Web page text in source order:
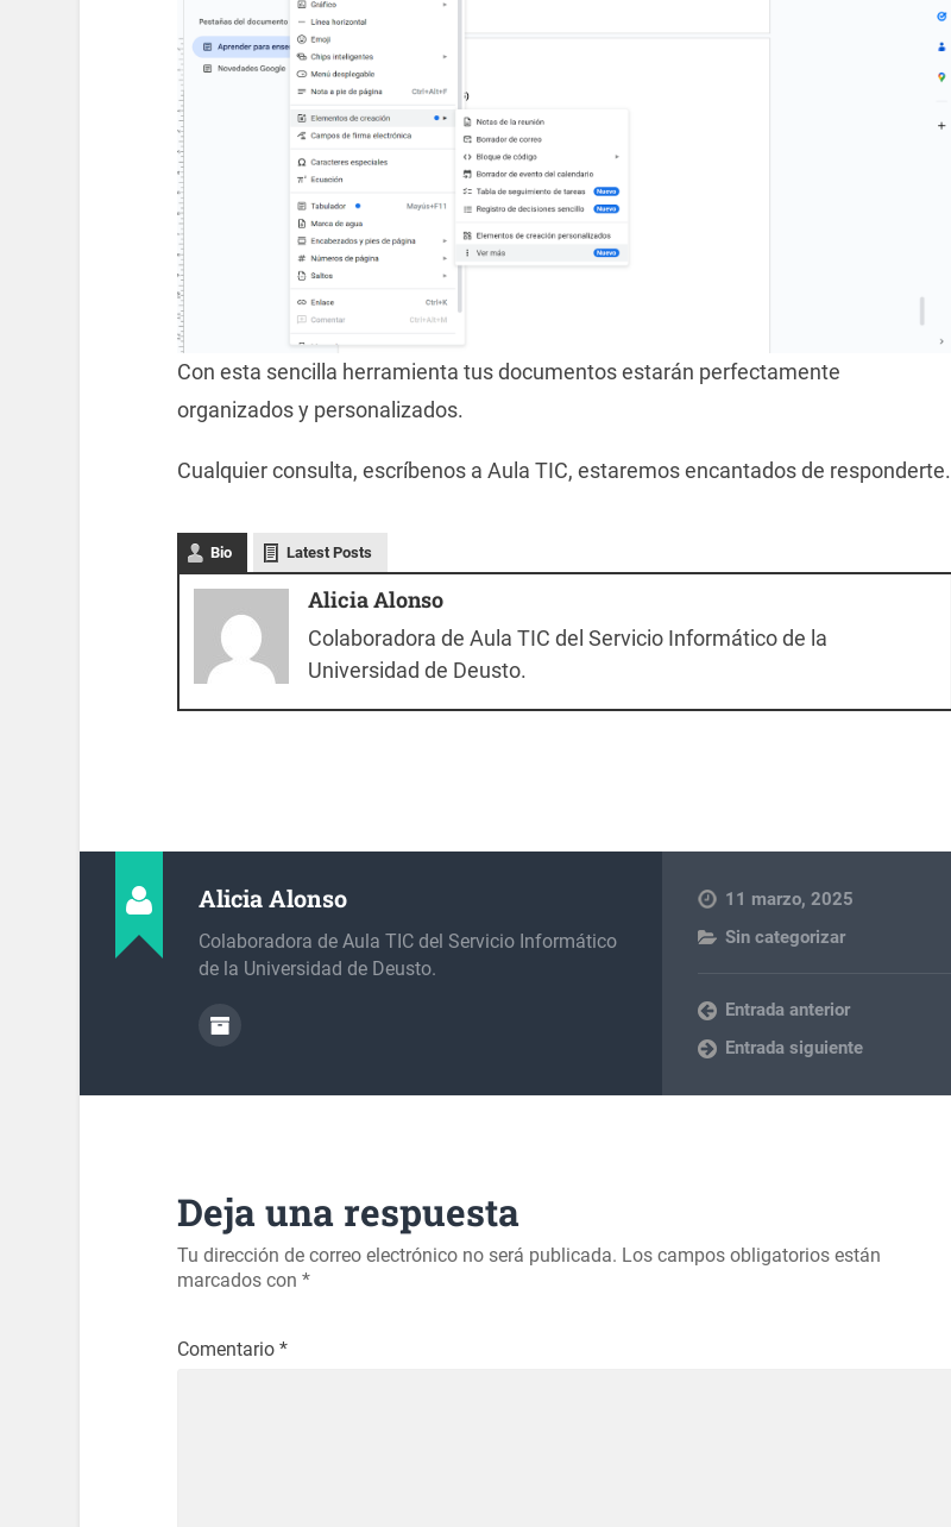
Con esta sencilla herramienta tus documentos estarán perfectamente
organizados y personalizados.
Cualquier consulta, escríbenos a Aula TIC, estaremos encantados de responderte.
Bio Latest Posts
Alicia Alonso
Colaboradora de Aula TIC del Servicio Informático de la
Universidad de Deusto.
Alicia Alonso
Colaboradora de Aula TIC del Servicio Informático
de la Universidad de Deusto.
11 marzo, 2025
Sin categorizar
Entrada anterior
Entrada siguiente
Deja una respuesta
Tu dirección de correo electrónico no será publicada. Los campos obligatorios están
marcados con *
Comentario *